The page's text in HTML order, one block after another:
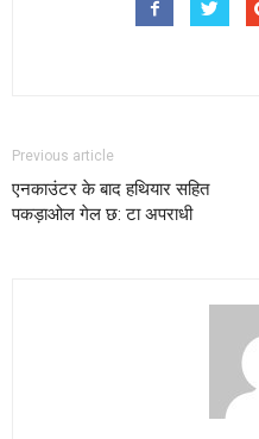
Previous article
एनकाउंटर के बाद हथियार सहित
पकड़ाओल गेल छ: टा अपराधी